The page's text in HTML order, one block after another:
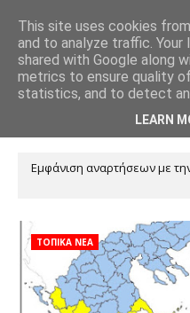
Εμφάνιση αναρτήσεων με
ΤΟΠΙΚΑ ΝΕΑ
This site uses cookies
and to analyze traffic. Your
shared with Google along
metrics to ensure quality
statistics, and to detect
LEARN